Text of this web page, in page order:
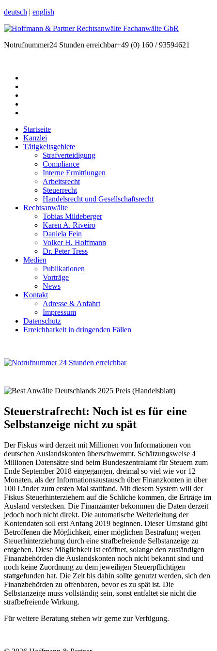
deutsch | english
Notrufnummer24 Stunden erreichbar+49 (0) 160 / 93594621
Startseite
Kanzlei
Tätigkeitsgebiete
Strafverteidigung
Compliance
Interne Ermittlungen
Arbeitsrecht
Steuerrecht
Handelsrecht und Gesellschaftsrecht
Rechtsanwälte
Tobias Mildeberger
Karen A. Riveiro
Daniela Fein
Volker H. Hoffmann
Dr. Peter Tress
Medien
Publikationen
Vorträge
News
Kontakt
Adresse & Anfahrt
Impressum
Datenschutz
Erreichbarkeit in dringenden Fällen
Steuerstrafrecht: Noch ist es für eine
Selbstanzeige nicht zu spät
Der Fiskus wird derzeit mit Millionen von Informationen von
deutschen Auslandskonten überschwemmt. Schätzungsweise 4
Millionen Datensätze sind beim Bundeszentralamt für Steuern zum
Ende September 2018 eingegangen, dreimal so viel wie vor 12
Monaten, als der Informationsaustausch über Finanzkonten in über
100 Länder zum ersten Mal stattfand. Mit diesem System will der
Fiskus Steuerhinterziehern auf die Schliche kommen, die Erträge im
Ausland verstecken. Die Finanzämter bekommen die Daten derzeit
jedoch noch nicht direkt. Die automatische Weiterleitung der
Kontendaten soll erst Anfang 2019 beginnen. Dieser Umstand gibt
Betroffenen die Möglichkeit, einer möglichen Bestrafung wegen
Steuerhinterziehung durch eine strafbefreiende Selbstanzeige zu
entgehen. Diese Möglichkeit ist eröffnet, solange den zuständigen
Finanzbehörden die Auslandskonten noch nicht bekannt sind und
noch keine Zuordnung zu dem jeweiligen Steuerpflichtigen
stattgefunden hat. Die Zeit bis dahin sollte genutzt werden, sich den
Finanzbehörden zu offenbaren, bevor es zu spät ist. Die
Selbstanzeige muss vollständig sein, sonst entfaltet sie nicht die
strafbefreiende Wirkung.
Für weitere Beratung stehen wir gerne zur Verfügung.